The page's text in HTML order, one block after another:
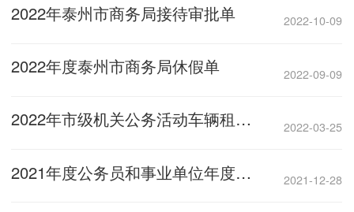
2022年泰州市商务局接待审批单 2022-10-09
2022年度泰州市商务局休假单 2022-09-09
2022年市级机关公务活动车辆租赁审批结算表 2022-03-25
2021年度公务员和事业单位年度考核登记表 2021-12-28